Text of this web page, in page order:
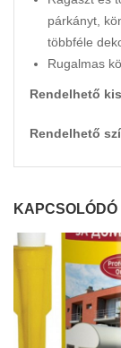
párkányt,
többféle
Rugalmas
Rendelhető
Rendelhető